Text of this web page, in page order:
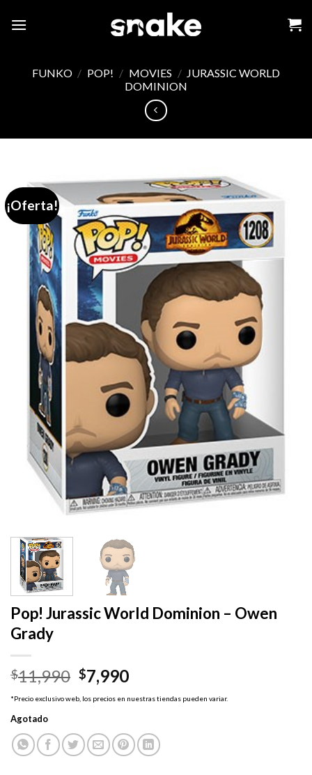
FUNKO / POP! / MOVIES / JURASSIC WORLD
DOMINION
¡Oferta!
Pop! Jurassic World Dominion – Owen
Grady
$11,990 El
precio
original
$11,990.
$7,990El
precio
$7,990.
*Precio exclusivo web, los precios en nuestras tiendas pueden variar.
Agotado